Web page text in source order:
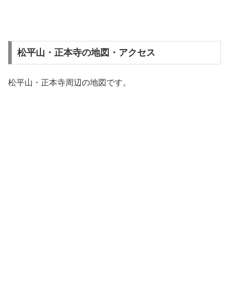
松平山・正本寺の地図・アクセス
松平山・正本寺周辺の地図です。